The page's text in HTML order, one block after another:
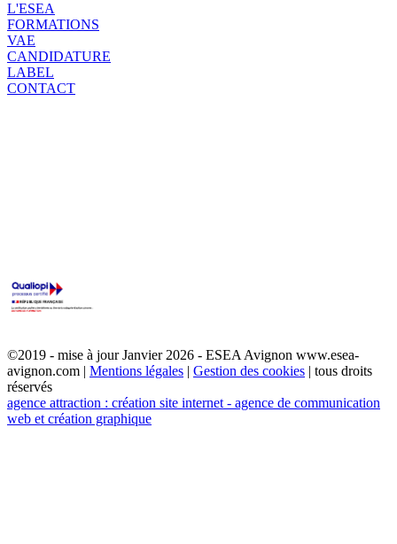
L'ESEA
FORMATIONS
VAE
CANDIDATURE
LABEL
CONTACT
©2019 - mise à jour Janvier 2026 - ESEA Avignon www.esea-
avignon.com | Mentions légales | Gestion des cookies | tous droits
réservés
agence attraction : création site internet - agence de communication
web et création graphique